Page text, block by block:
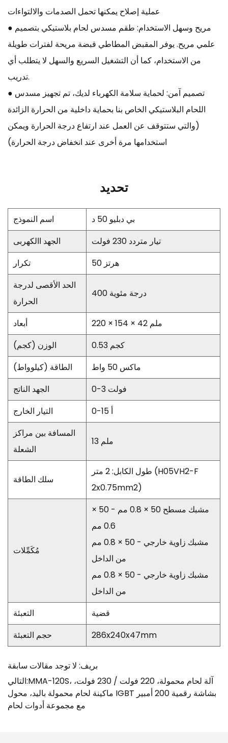
عملية إصلاح يمكنها تحمل الصدمات والالتواءات
● مريح وسهل الاستخدام: طقم مسدس لحام بلاستيكي بتصميم
علمي مريح. يوفر المقبض المطاطي قبضة مريحة لفترات طويلة
من الاستخدام، كما أن التشغيل السريع والسهل لا يتطلب أي
تدريب.
● تصميم آمن: لحماية سلامة الكهرباء لديك، تم تجهيز مسدس
اللحام البلاستيكي الخاص بنا بحماية داخلية من الحرارة الزائدة
(والتي ستتوقف عن العمل عند ارتفاع درجة الحرارة ويمكن
استخدامها مرة أخرى عند انخفاض درجة الحرارة)
تحديد
اسم النموذج
بي دبليو 50 د
الجهد االكهربى
تيار متردد 230 فولت
تكرار
50 هرتز
الحد الأقصى لدرجة
الحرارة
400 درجة مئوية
أبعاد
220 × 154 × 42 ملم
الوزن (كجم)
0.53 كجم
الطاقة (كيلوواط)
ماكس 50 واط
الجهد الناتج
0-3 فولت
التيار الخارج
0-15 أ
المسافة بين مراكز
الشعلة
13 ملم
سلك الطاقة
طول الكابل: 2 متر (H05VH2-F
2x0.75mm2)
مُكَمِّلات
مشبك مسطح 50 × 0.8 مم - 50 ×
0.6 مم
مشبك زاوية خارجي - 50 × 0.8 مم
من الداخل
مشبك زاوية خارجي - 50 × 0.8 مم
من الداخل
التعبئة
قضية
حجم التعبئة
286x240x47mm
بريف: لا توجد مقالات سابقة
التالي:MMA-120S، آلة لحام محمولة، 220 فولت / 230 فولت،
ماكينة لحام محمولة باليد، محول IGBT بشاشة رقمية 200 أمبير
مع مجموعة أدوات لحام